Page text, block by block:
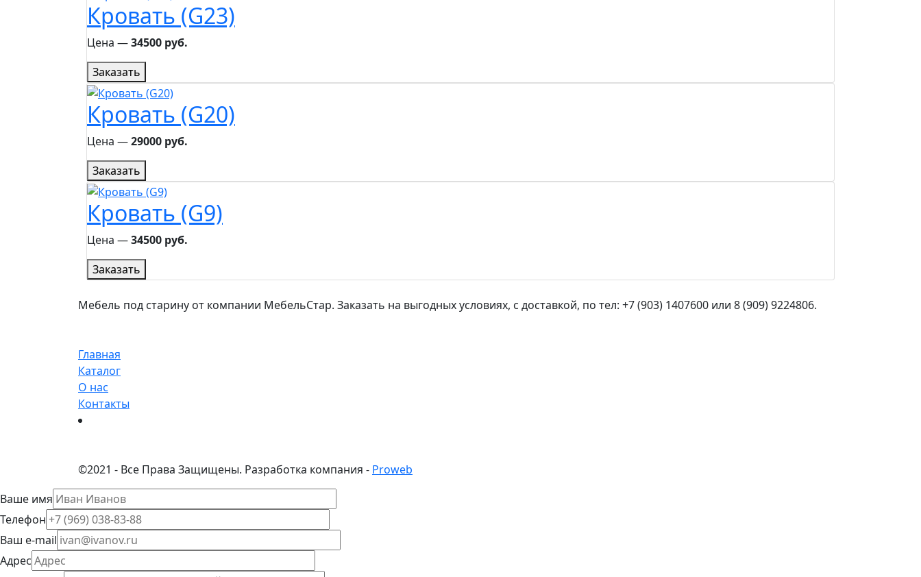
Кровать (G23)
Цена ―34500 руб.
Заказать
Кровать (G20)
Цена ―29000 руб.
Заказать
Кровать (G9)
Цена ―34500 руб.
Заказать
Мебель под старину от компании МебельСтар. Заказать на выгодных условиях, с доставкой, по тел: +7 (903) 1407600 или 8 (909) 9224806.
Главная
Каталог
О нас
Контакты
©2021 - Все Права Защищены. Разработка компания - Proweb
Ваше имя
Телефон
Ваш e-mail
Адрес